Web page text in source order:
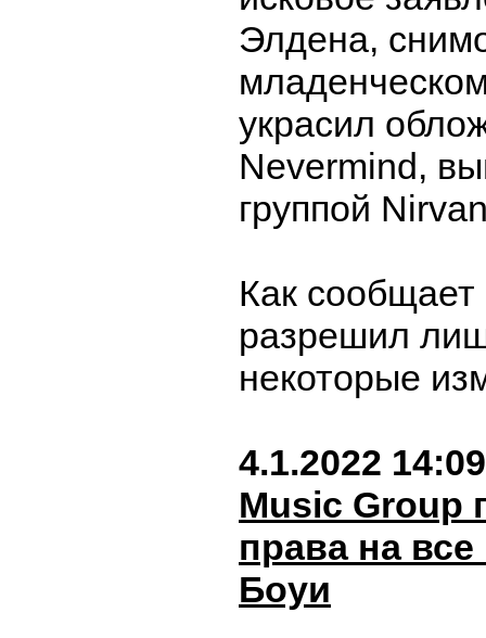
Элдена,
украсил
Nevermind,
группой
Как сообщает
разрешил
некоторые
4.1.2022 14:09
Music Group
права на
Боуи